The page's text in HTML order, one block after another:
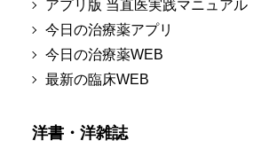
アプリ版 当直医実践マニュアル
今日の治療薬アプリ
今日の治療薬WEB
最新の臨床WEB
洋書・洋雑誌